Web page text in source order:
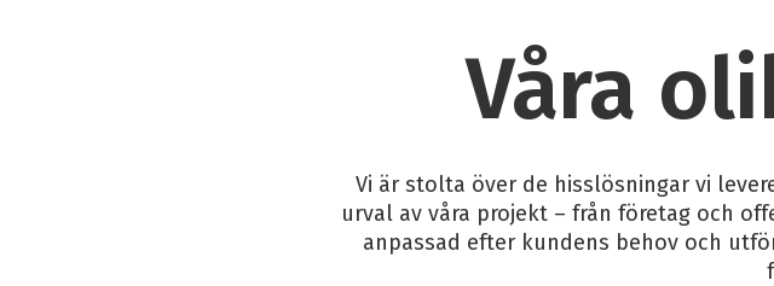
Våra
Vi är stolta över de hisslösningar vi
urval av våra projekt – från företag och
anpassad efter kundens behov och